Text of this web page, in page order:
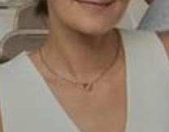
KÖLTSÉGVETÉSI
RENDELETEK